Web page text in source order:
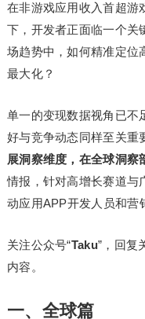
在非游戏应用收入首超游
下，开发者正面临一个关
场趋势中，如何精准定位
最大化？
单一的变现数据视角已不
好与竞争动态同样至关重
展洞察维度，在全球洞察
情报，针对高增长赛道与
动应用APP开发人员和营
关注公众号“Taku”，回复
内容。
一、全球篇